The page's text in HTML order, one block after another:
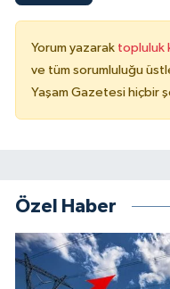
Yorum yazarak topluluk
ve tüm sorumluluğu
Yaşam Gazetesi hiçbir
Özel Haber